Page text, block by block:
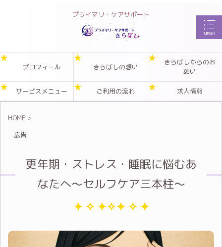
プライマリ・ケアサポート
プロフィール きらぼしの想い
きらぼしからのお
願い
サービスメニュー ご利用の流れ 求人情報
HOME >
広告
更年期・ストレス・睡眠に悩むあ
なたへ～セルフケア三本柱～